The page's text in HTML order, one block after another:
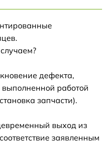
дефекта,
работой
запчасти).
выход из
заявленным